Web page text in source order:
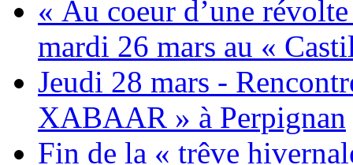
« Au coeur d’une
mardi 26 mars au «
Jeudi 28 mars -
XABAAR » à Perpignan
Fin de la « trêve